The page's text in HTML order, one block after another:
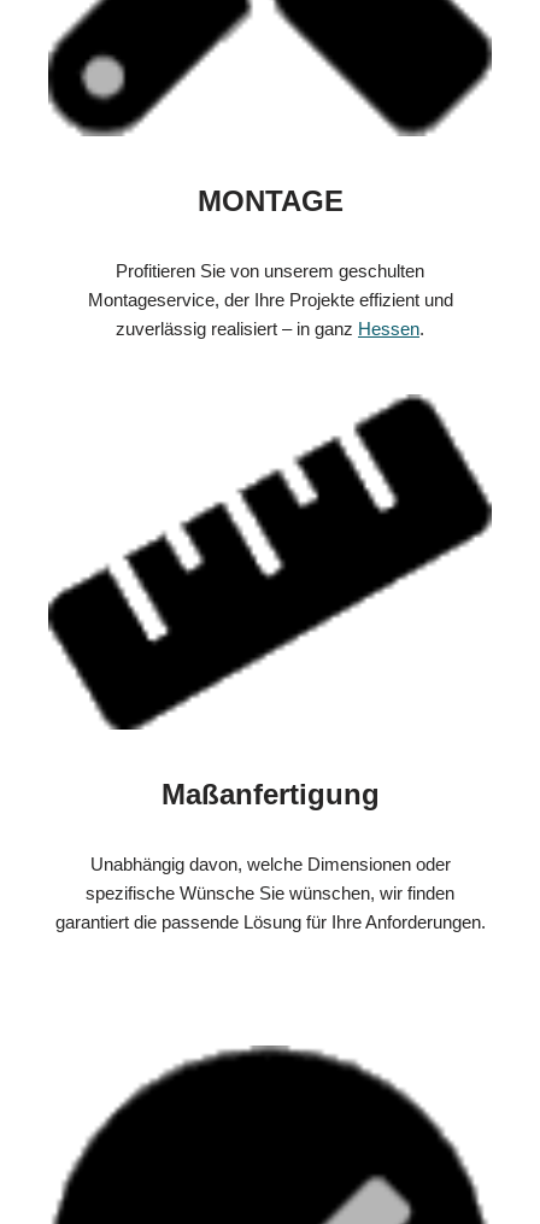
MONTAGE
Profitieren Sie von unserem geschulten
Montageservice, der Ihre Projekte effizient und
zuverlässig realisiert – in ganz Hessen.
Maßanfertigung
Unabhängig davon, welche Dimensionen oder
spezifische Wünsche Sie wünschen, wir finden
garantiert die passende Lösung für Ihre Anforderungen.